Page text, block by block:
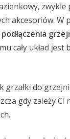
akcesoriów. W
cały układ jest
grzałki do
gdy zależy Ci